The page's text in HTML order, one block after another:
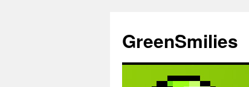
springen
GreenSmilies